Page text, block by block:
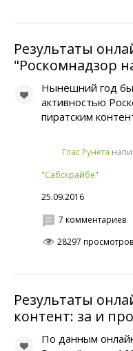
Результаты
"Роскомнадзор
Нынешний год
активностью
пиратским
Глас Рунета
"Сабскрайбе"
25.09.2016
7 комментариев
28297 просмотров
Результаты
контент: за и
По данным